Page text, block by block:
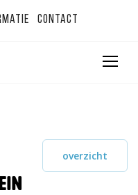
Contact
overzicht